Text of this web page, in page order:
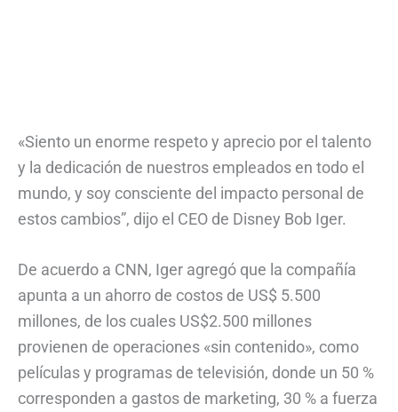
«Siento un enorme respeto y aprecio por el talento
y la dedicación de nuestros empleados en todo el
mundo, y soy consciente del impacto personal de
estos cambios”, dijo el CEO de Disney Bob Iger.
De acuerdo a CNN, Iger agregó que la compañía
apunta a un ahorro de costos de US$ 5.500
millones, de los cuales US$2.500 millones
provienen de operaciones «sin contenido», como
películas y programas de televisión, donde un 50 %
corresponden a gastos de marketing, 30 % a fuerza